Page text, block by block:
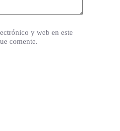
y web en este
comente.